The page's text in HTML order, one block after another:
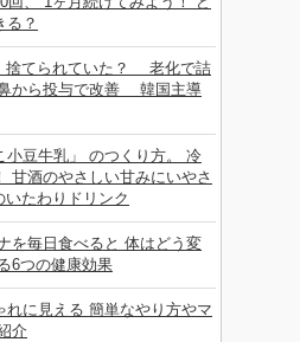
る？
捨てられていた？ 老化で詰
から投与で改善 韓国主導
小豆牛乳」 のつくり方。 冷
甘酒のやさしい甘みにいやさ
いたわりドリンク
を毎日食べると 体はどう変
6つの健康効果
れに見える 簡単なやり方やマ
介